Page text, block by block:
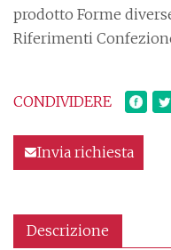
prodotto Forme
Riferimenti
CONDIVIDERE
Invia richiesta
Descrizione